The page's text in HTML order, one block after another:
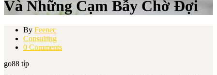
Và Những Cạm Bẫy Chờ Đợi
By Feenec
Consulting
0 Comments
go88 típ